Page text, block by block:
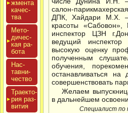
жмен­та
ка­чес­
тва
Мето­
дичес­
кая ра­
бота
Нас­
тавни­
чес­тво
Тра­ек­то­
рия раз­
ви­тия
салон-
ДПК, Хайдари М.Х. –
красоты
инспектор ЦЗН
ведущий
высокую оценку
полученным
обучения,
останавливаться на
совершенствовать
Желаем
в дальнейшем
Специалист по